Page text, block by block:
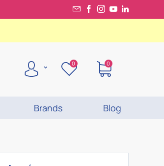
0 0
Brands Blog